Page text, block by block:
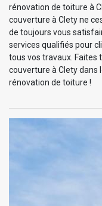
rénovation de toiture à
couverture à Clety ne
de toujours vous
services qualifiés pour
tous vos travaux.
couverture à Clety dans
rénovation de toiture !